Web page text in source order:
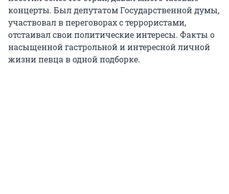
концерты. Был депутатом Государственной думы,
участвовал в переговорах с террористами,
отстаивал свои политические интересы. Факты о
насыщенной гастрольной и интересной личной
жизни певца в одной подборке.